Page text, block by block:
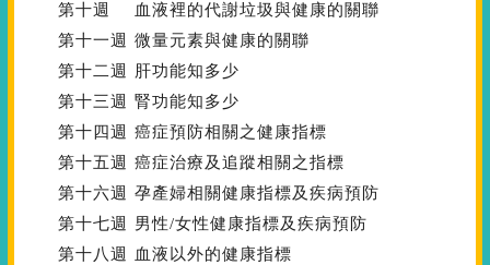
第十週
血液裡的代謝垃圾與健康的關聯
第十一週
微量元素與健康的關聯
第十二週
肝功能知多少
第十三週
腎功能知多少
第十四週
癌症預防相關之健康指標
第十五週
癌症治療及追蹤相關之指標
第十六週
孕產婦相關健康指標及疾病預防
第十七週
男性/女性健康指標及疾病預防
第十八週
血液以外的健康指標